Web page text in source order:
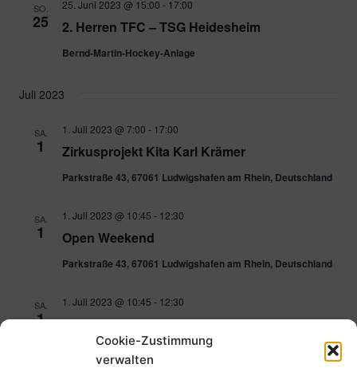
Cookie-Zustimmung
verwalten
SO.
25 2. Herren TFC – TSG Heidesheim
25. Juni 2023 @ 15:00 - 17:00
Bernd-Martin-Hockey-Anlage
Juli 2023
SA.
1 Zirkusprojekt Kita Karl Krämer
1. Juli 2023 @ 7:00 - 17:00
Parkstraße 43, 67061 Ludwigshafen am Rhein, Deutschland
SA.
1 Open Weekend
1. Juli 2023 @ 10:45 - 12:30
Parkstraße 43, 67061 Ludwigshafen am Rhein, Deutschland
SA.
1 Open Weekend
1. Juli 2023 @ 10:45 - 12:30
Parkstraße 43, 67061 Ludwigshafen am Rhein, Deutschland